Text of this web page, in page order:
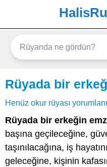
Rüyada bir
Henüz okur rüyası
Rüyada bir erkeğin
başına geçileceğine,
taşınılacağına, iş
geleceğine, kişinin